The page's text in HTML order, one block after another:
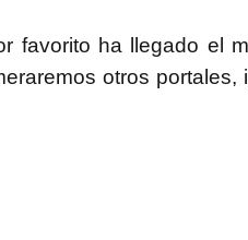
ha llegado el
otros portales,